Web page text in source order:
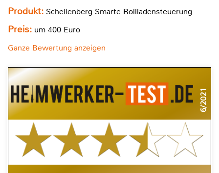
Produkt: Schellenberg Smarte Rollladensteuerung
Preis: um 400 Euro
Ganze Bewertung anzeigen
6/2021